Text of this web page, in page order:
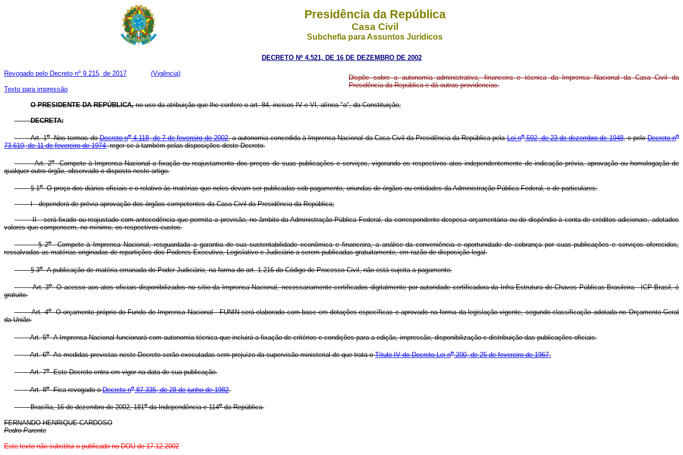
Presidência da República
Casa Civil
Subchefia para Assuntos Jurídicos
DECRETO Nº 4.521, DE 16 DE DEZEMBRO DE 2002
Revogado pelo Decreto nº 9.215, de 2017 (Vigência)
Texto para impressão
Dispõe sobre a autonomia administrativa, financeira e técnica da Imprensa Nacional da Casa Civil da
Presidência da República e dá outras providencias.
O PRESIDENTE DA REPÚBLICA,no uso da atribuição que lhe confere o art. 84, incisos IV e VI, alínea "a", da Constituição,
DECRETA:
Art. 1oNos termos doDecreto no4.118, de 7 de fevereiro de 2002, a autonomia concedida à Imprensa Nacional da Casa Civil da Presidência da República pelaLei no592, de 23 de dezembro de 1948, e peloDecreto no
73.610, de 11 de fevereiro de 1974,reger-se-á também pelas disposições deste Decreto.
Art. 2oCompete à Imprensa Nacional a fixação ou reajustamento dos preços de suas publicações e serviços, vigorando os respectivos atos independentemente de indicação prévia, aprovação ou homologação de
qualquer outro órgão, observado o disposto neste artigo.
§ 1oO preço dos diários oficiais e o relativo às matérias que neles devam ser publicadas sob pagamento, oriundas de órgãos ou entidades da Administração Pública Federal, e de particulares:
I - dependerá de prévia aprovação dos órgãos competentes da Casa Civil da Presidência da República;
II - será fixado ou reajustado com antecedência que permita a previsão, no âmbito da Administração Pública Federal, da correspondente despesa orçamentária ou do dispêndio à conta de créditos adicionais, adotados
valores que compensem, no mínimo, os respectivos custos.
§ 2oCompete à Imprensa Nacional, resguardada a garantia de sua sustentabilidade econômica e financeira, a análise da conveniência e oportunidade de cobrança por suas publicações e serviços oferecidos,
ressalvadas as matérias originadas de repartições dos Poderes Executivo, Legislativo e Judiciário a serem publicadas gratuitamente, em razão de disposição legal.
§ 3oA publicação de matéria emanada do Poder Judiciário, na forma do art. 1.216 do Código de Processo Civil, não está sujeita a pagamento.
Art. 3oO acesso aos atos oficiais disponibilizados no sítio da Imprensa Nacional, necessariamente certificados digitalmente por autoridade certificadora da Infra-Estrutura de Chaves Públicas Brasileira - ICP-Brasil, é
gratuito.
Art. 4oO orçamento próprio do Fundo de Imprensa Nacional - FUNIN será elaborado com base em dotações específicas e aprovado na forma da legislação vigente, segundo classificação adotada no Orçamento Geral
da União.
Art. 5oA Imprensa Nacional funcionará com autonomia técnica que incluirá a fixação de critérios e condições para a edição, impressão, disponibilização e distribuição das publicações oficiais.
Art. 6oAs medidas previstas neste Decreto serão executadas sem prejuízo da supervisão ministerial de que trata oTítulo IV do Decreto-Lei no200, de 25 de fevereiro de 1967.
Art. 7oEste Decreto entra em vigor na data de sua publicação.
Art. 8oFica revogado oDecreto no87.335, de 28 de junho de 1982.
Brasília, 16 de dezembro de 2002; 181oda Independência e 114oda República.
FERNANDO HENRIQUE CARDOSO
Pedro Parente
Este texto não substitui o publicado no DOU de 17.12.2002